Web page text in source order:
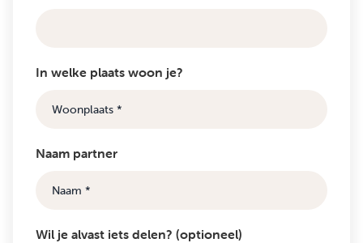
In welke plaats woon je?
Naam partner
Wil je alvast iets delen? (optioneel)